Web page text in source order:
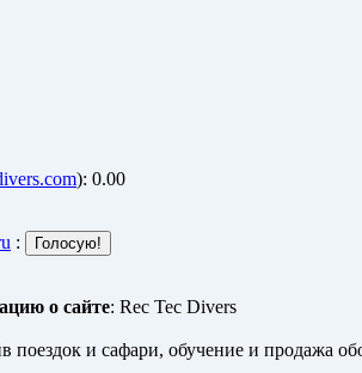
): 0.00
:
о сайте: Rec Tec Divers
поездок и сафари, обучение и продажа